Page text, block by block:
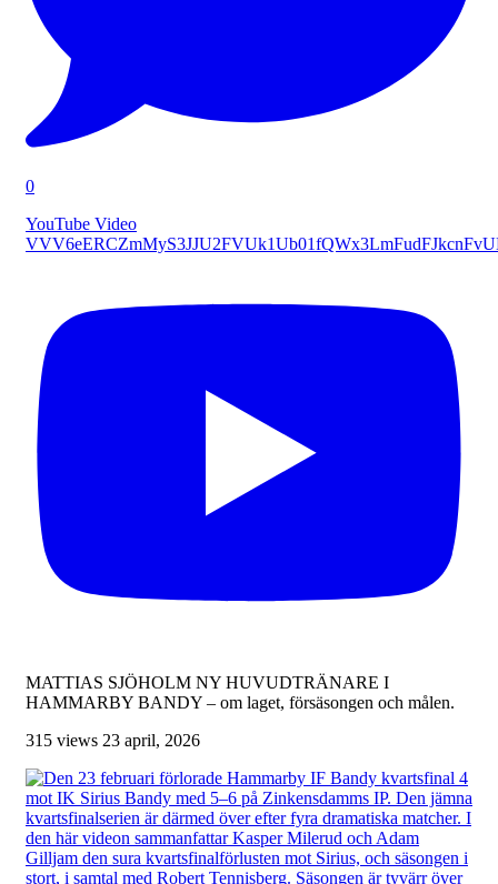
0
YouTube Video
MATTIAS SJÖHOLM NY HUVUDTRÄNARE I
HAMMARBY BANDY – om laget, försäsongen och målen.
315 views 23 april, 2026